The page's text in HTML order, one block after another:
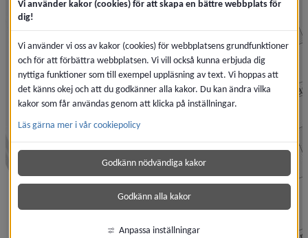
Vi använder kakor (cookies) för att skapa en bättre webbplats för
dig!
Vi använder vi oss av kakor (cookies) för webbplatsens grundfunktioner
och för att förbättra webbplatsen. Vi vill också kunna erbjuda dig
nyttiga funktioner som till exempel uppläsning av text. Vi hoppas att
det känns okej och att du godkänner alla kakor. Du kan ändra vilka
kakor som får användas genom att klicka på inställningar.
Läs gärna mer i vår cookiepolicy
Godkänn nödvändiga kakor
Godkänn alla kakor
Anpassa inställningar